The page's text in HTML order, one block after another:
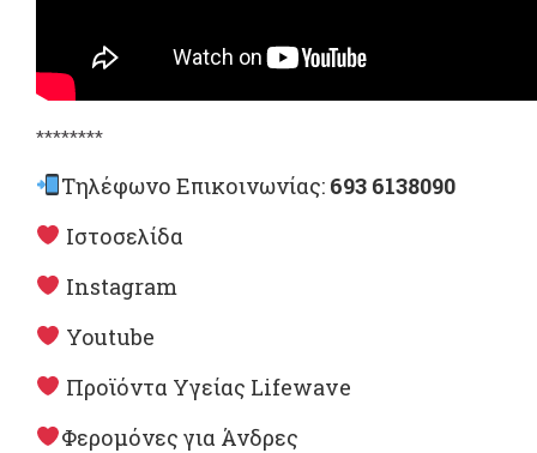
********
Τηλέφωνο Επικοινωνίας: 693 6138090
Ιστοσελίδα
Instagram
Youtube
Προϊόντα Υγείας Lifewave
Φερομόνες για Άνδρες